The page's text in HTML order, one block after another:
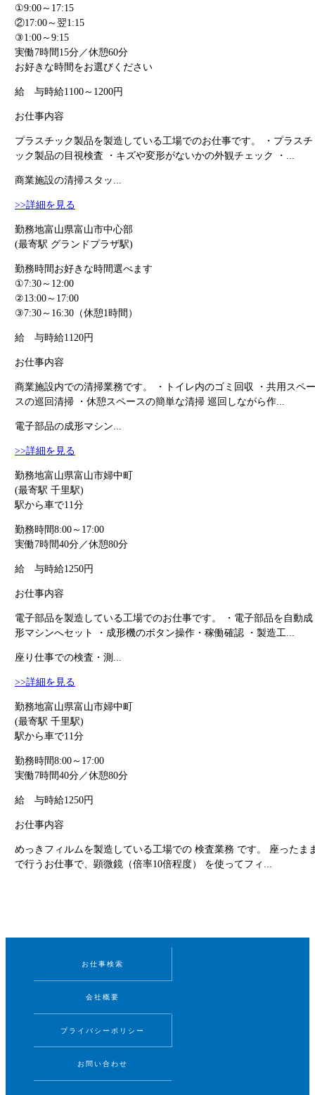
①9:00～17:15
②17:00～翌1:15
③1:00～9:15
実働7時間15分／休憩60分
お好きな時間をお選びください
給 与時給1100～1200円
お仕事内容
プラスチック製品を製造している工場でのお仕事です。 ・プラスチ
ック製品の目視検査 ・キズや変形がないかの外観チェック ・...
商業施設の清掃スタッ...
>>詳細を見る
勤務地富山県富山市中心部
(最寄駅 グランドプラザ駅)
勤務時間 お好きな時間選べます
①7:30～12:00
②13:00～17:00
③7:30～16:30（休憩1時間）
給 与時給1120円
お仕事内容
商業施設内での清掃業務です。 ・トイレ内のゴミ回収 ・共用スペー
スの巡回清掃 ・休憩スペースの簡単な清掃 巡回しながら作...
電子部品の成形マシン...
>>詳細を見る
勤務地富山県富山市婦中町
(最寄駅 千里駅)
駅から車で11分
勤務時間8:00～17:00
実働7時間40分／休憩80分
給 与時給1250円
お仕事内容
電子部品を製造している工場でのお仕事です。 ・電子部品を自動成
形マシンへセット ・成形機のボタン操作・稼働確認 ・製造工...
座り仕事での検査・測...
>>詳細を見る
勤務地富山県富山市婦中町
(最寄駅 千里駅)
駅から車で11分
勤務時間8:00～17:00
実働7時間40分／休憩80分
給 与時給1250円
お仕事内容
めっきフィルムを製造している工場での 検査業務 です。 座ったま
で行うお仕事で、顕微鏡（倍率10倍程度） を使ってフィ...
お仕事検索
会社概要
プライバシーポリシー
お問い合わせ